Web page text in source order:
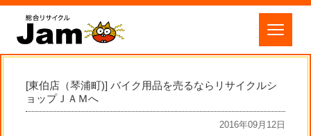
[東伯店（琴浦町)] バイク用品を売るならリサイクルシ
ョップＪＡＭへ
2016年09月12日